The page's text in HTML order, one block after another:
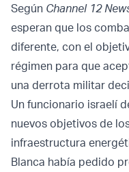
Según Channel 12
esperan que los
diferente, con el
régimen para que
una derrota militar
Un funcionario israelí
nuevos objetivos de
infraestructura
Blanca había pedido